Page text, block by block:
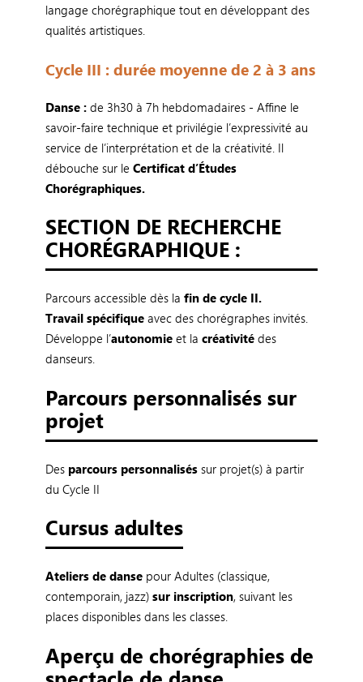
langage chorégraphique tout en développant des
qualités artistiques.
Cycle III : durée moyenne de 2 à 3 ans
Danse : de 3h30 à 7h hebdomadaires - Affine le
savoir-faire technique et privilégie l’expressivité au
service de l’interprétation et de la créativité. Il
débouche sur le Certificat d’Études
Chorégraphiques.
SECTION DE RECHERCHE
CHORÉGRAPHIQUE :
Parcours accessible dès la fin de cycle II.
Travail spécifiqueavec des chorégraphes invités.
Développe l’autonomieet la créativité des
danseurs.
Parcours personnalisés sur
projet
Des parcours personnalisés sur projet(s) à partir
du Cycle II
Cursus adultes
Ateliers de danse pour Adultes (classique,
contemporain, jazz) sur inscription, suivant les
places disponibles dans les classes.
Aperçu de chorégraphies de